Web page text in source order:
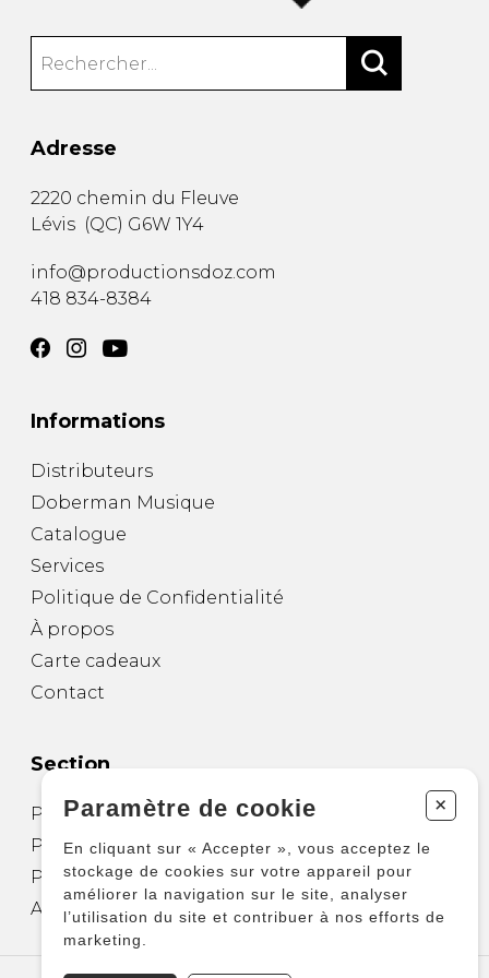
Adresse
2220 chemin du Fleuve
Lévis (QC) G6W 1Y4
info@productionsdoz.com
418 834-8384
Informations
Distributeurs
Doberman Musique
Catalogue
Services
Politique de Confidentialité
À propos
Carte cadeaux
Contact
Section
Partitions pour guitare
Partitions pour autres instruments
Partitions pour ensembles
Autres produits
Paramètre de cookie +
En cliquant sur « Accepter », vous acceptez le
stockage de cookies sur votre appareil pour
améliorer la navigation sur le site, analyser
l’utilisation du site et contribuer à nos efforts de
marketing.